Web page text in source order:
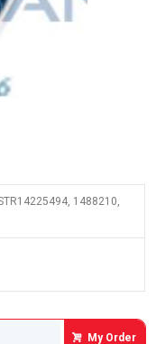
1488210,
My Order